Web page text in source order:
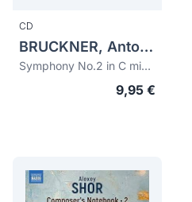
CD
BRUCKNER, Anton (1824-1896)
Symphony No.2 in C minor (The Symphonies Vol.2 - Organ Transcriptions)
9,95 €